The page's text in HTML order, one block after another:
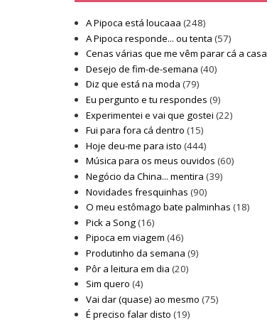
A Pipoca está loucaaa (248)
A Pipoca responde... ou tenta (57)
Cenas várias que me vêm parar cá a casa
Desejo de fim-de-semana (40)
Diz que está na moda (79)
Eu pergunto e tu respondes (9)
Experimentei e vai que gostei (22)
Fui para fora cá dentro (15)
Hoje deu-me para isto (444)
Música para os meus ouvidos (60)
Negócio da China... mentira (39)
Novidades fresquinhas (90)
O meu estômago bate palminhas (18)
Pick a Song(16)
Pipoca em viagem (46)
Produtinho da semana (9)
Pôr a leitura em dia (20)
Sim quero (4)
Vai dar (quase) ao mesmo (75)
É preciso falar disto (19)